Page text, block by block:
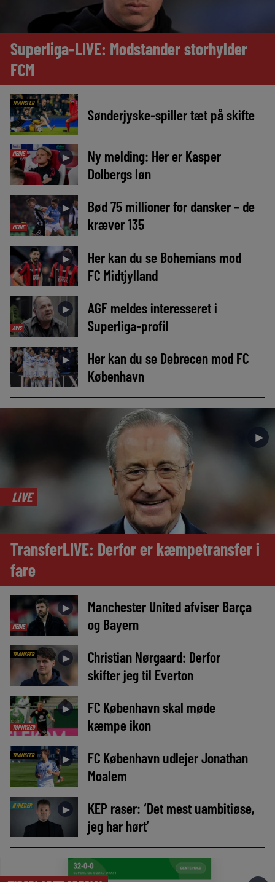
Superliga-LIVE: Modstander storhylder
FCM
TRANSFER
Sønderjyske-spiller tæt på skifte
MEDIE ►
Ny melding: Her er Kasper
Dolbergs løn
MEDIE
►
Bød 75 millioner for dansker – de
kræver 135
►
Her kan du se Bohemians mod
FC Midtjylland
AVIS
►
AGF meldes interesseret i
Superliga-profil
►
Her kan du se Debrecen mod FC
København
►
LIVE
TransferLIVE: Derfor er kæmpetransfer i
fare
MEDIE
►
Manchester United afviser Barça
og Bayern
TRANSFER ►
Christian Nørgaard: Derfor
skifter jeg til Everton
TOPNYHED
►
FC København skal møde
kæmpe ikon
TRANSFER ►
FC København udlejer Jonathan
Moalem
NYHEDER ►
KEP raser: ‘Det mest uambitiøse,
jeg har hørt’